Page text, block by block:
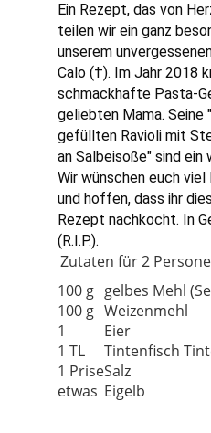
Ein Rezept, das von
teilen wir ein ganz
unserem
Calo (†). Im Jahr 2018
schmackhafte Pasta-
geliebten Mama. Seine
gefüllten Ravioli mit
an Salbeisoße" sind ein
Wir wünschen euch
und hoffen, dass ihr
Rezept nachkocht. In
(R.I.P.).
Zutaten für 2
100 g gelbes Mehl
100 g Weizenmehl
1
Eier
1 TL
Tintenfisch
1 PriseSalz
etwas Eigelb